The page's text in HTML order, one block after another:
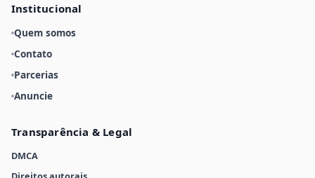
Institucional
Quem somos
Contato
Parcerias
Anuncie
Transparência & Legal
DMCA